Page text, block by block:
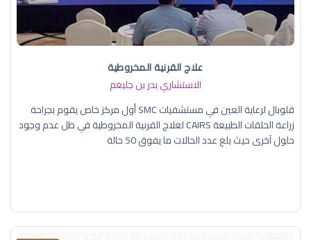
علاج القرنية المخروطية
الاستشاري بدر بن جليغم
قلوبال لرعاية العين في مستشفيات SMC أول مركز خاص يقوم بجراحة
زراعة الحلقات الطبيعة CAIRS لعلاج القرنية المخروطية في ظل عدم وجود
حلول آخرى حيث بلغ عدد الحالات ما يفوق 50 حالة